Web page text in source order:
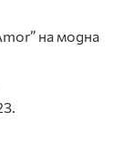
на модна